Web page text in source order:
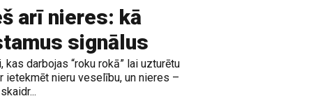
arī nieres: kā
signālus
darbojas “roku rokā” lai uzturētu
ietekmēt nieru veselību, un nieres –